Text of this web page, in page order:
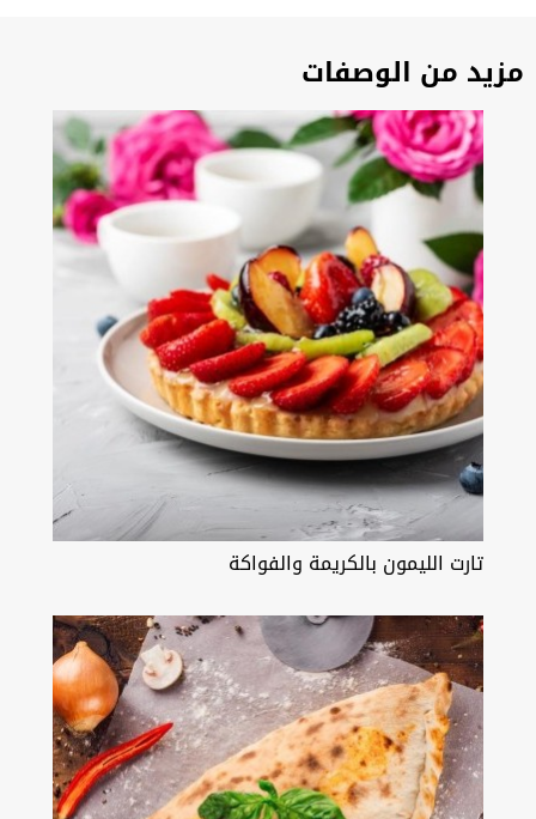
مزيد من الوصفات
تارت الليمون بالكريمة والفواكة